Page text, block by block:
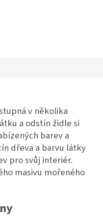
v několika
a odstín židle si
barev a
dřeva a barvu látky
pro svůj interiér.
masivu mořeného